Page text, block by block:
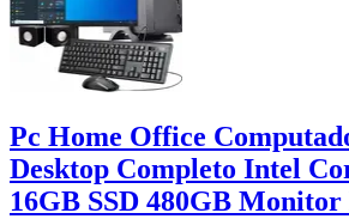
Pc Home Office
Desktop Completo Intel
16GB SSD 480GB